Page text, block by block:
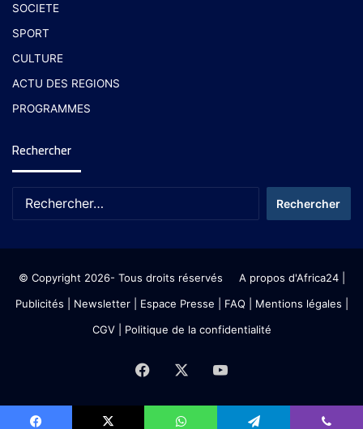
SOCIETE
SPORT
CULTURE
ACTU DES REGIONS
PROGRAMMES
Rechercher
© Copyright 2026- Tous droits réservés A propos d'Africa24|
Publicités
Newsletter| Espace Presse | FAQ | Mentions légales
CGV| Politique de la confidentialité